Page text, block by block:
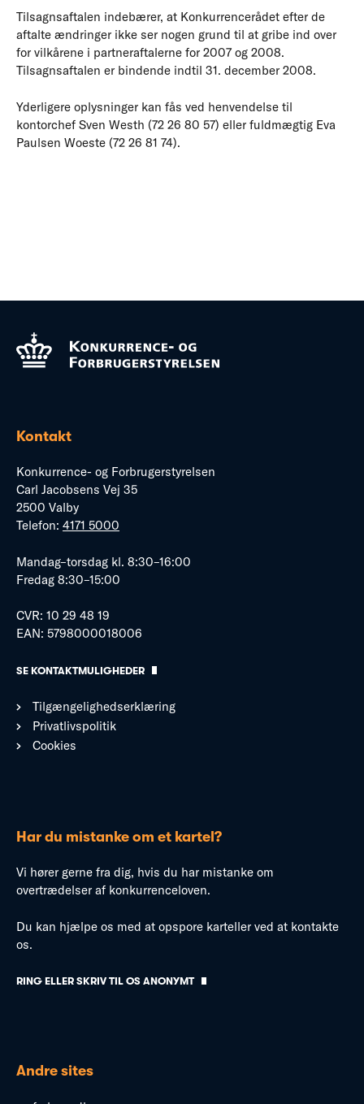
Tilsagnsaftalen indebærer, at Konkurrencerådet efter de
aftalte ændringer ikke ser nogen grund til at gribe ind over
for vilkårene i partneraftalerne for 2007 og 2008.
Tilsagnsaftalen er bindende indtil 31. december 2008.
Yderligere oplysninger kan fås ved henvendelse til
kontorchef Sven Westh (72 26 80 57) eller fuldmægtig Eva
Paulsen Woeste (72 26 81 74).
Kontakt
Konkurrence- og Forbrugerstyrelsen
Carl Jacobsens Vej 35
2500 Valby
Telefon: 4171 5000
Mandag–torsdag kl. 8:30–16:00
Fredag 8:30–15:00
CVR: 10 29 48 19
EAN: 5798000018006
SE KONTAKTMULIGHEDER
Tilgængelighedserklæring
Privatlivspolitik
Cookies
Har du mistanke om et kartel?
Vi hører gerne fra dig, hvis du har mistanke om
overtrædelser af konkurrenceloven.
Du kan hjælpe os med at opspore karteller ved at kontakte
os.
RING ELLER SKRIV TIL OS ANONYMT
Andre sites